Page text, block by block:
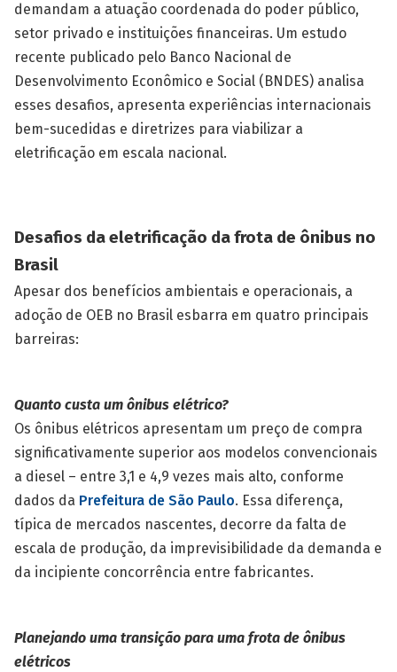
demandam a atuação coordenada do poder público,
setor privado e instituições financeiras. Um estudo
recente publicado pelo Banco Nacional de
Desenvolvimento Econômico e Social (BNDES) analisa
esses desafios, apresenta experiências internacionais
bem-sucedidas e diretrizes para viabilizar a
eletrificação em escala nacional.
Desafios da eletrificação da frota de ônibus no
Brasil
Apesar dos benefícios ambientais e operacionais, a
adoção de OEB no Brasil esbarra em quatro principais
barreiras:
Quanto custa um ônibus elétrico?
Os ônibus elétricos apresentam um preço de compra
significativamente superior aos modelos convencionais
a diesel – entre 3,1 e 4,9 vezes mais alto, conforme
dados da Prefeitura de São Paulo. Essa diferença,
típica de mercados nascentes, decorre da falta de
escala de produção, da imprevisibilidade da demanda e
da incipiente concorrência entre fabricantes.
Planejando uma transição para uma frota de ônibus
elétricos